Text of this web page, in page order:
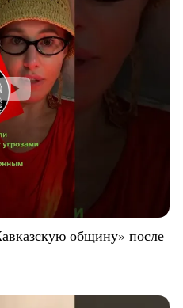
общину» после